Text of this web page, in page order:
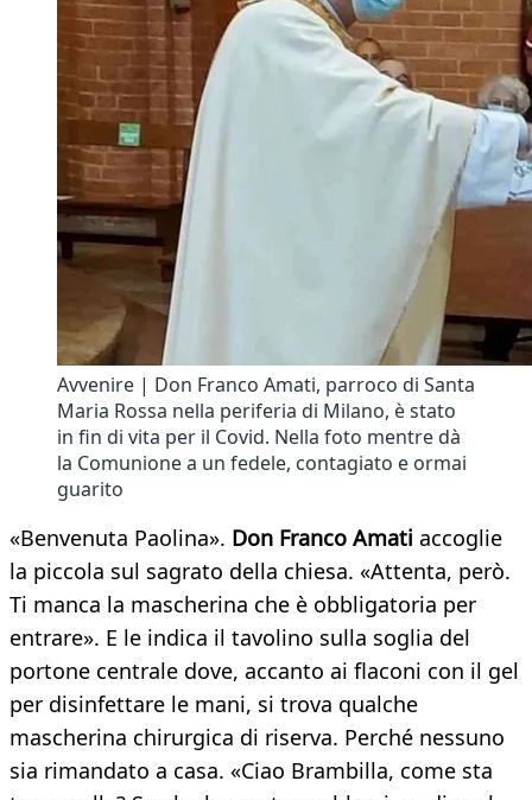
Avvenire | Don Franco Amati, parroco di Santa
Maria Rossa nella periferia di Milano, è stato
in fin di vita per il Covid. Nella foto mentre dà
la Comunione a un fedele, contagiato e ormai
guarito
«Benvenuta Paolina». Don Franco Amati accoglie
la piccola sul sagrato della chiesa. «Attenta, però.
Ti manca la mascherina che è obbligatoria per
entrare». E le indica il tavolino sulla soglia del
portone centrale dove, accanto ai flaconi con il gel
per disinfettare le mani, si trova qualche
mascherina chirurgica di riserva. Perché nessuno
sia rimandato a casa. «Ciao Brambilla, come sta